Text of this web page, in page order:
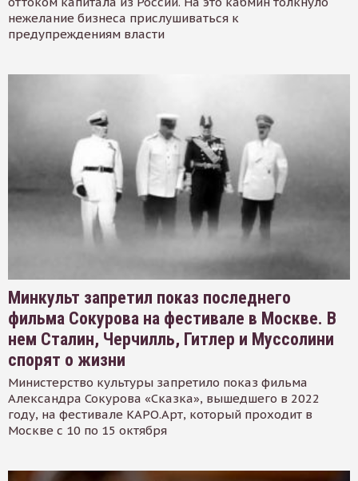
нежелание бизнеса прислушиваться к
предупреждениям власти
Минкульт запретил показ последнего
фильма Сокурова на фестивале в Москве. В
нем Сталин, Черчилль, Гитлер и Муссолини
спорят о жизни
Министерство культуры запретило показ фильма
Александра Сокурова «Сказка», вышедшего в 2022
году, на фестивале КАРО.Арт, который проходит в
Москве с 10 по 15 октября